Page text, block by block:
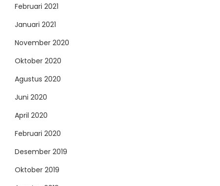
Februari 2021
Januari 2021
November 2020
Oktober 2020
Agustus 2020
Juni 2020
April 2020
Februari 2020
Desember 2019
Oktober 2019